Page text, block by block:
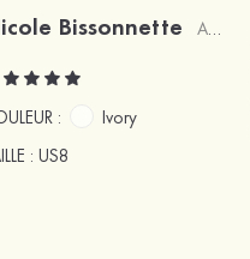
Bissonnette Acheteur vérifié
:
Ivory
: US8